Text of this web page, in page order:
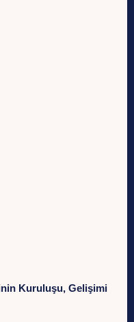
Kuruluşu, Gelişimi